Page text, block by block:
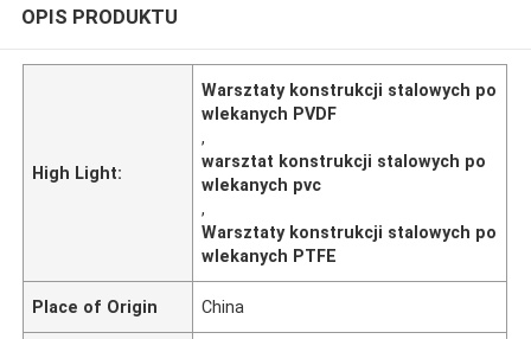
OPIS PRODUKTU
High Light:
Warsztaty konstrukcji stalowych po
wlekanych PVDF
,
warsztat konstrukcji stalowych po
wlekanych pvc
,
Warsztaty konstrukcji stalowych po
wlekanych PTFE
Place of Origin China